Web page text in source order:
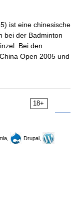
ist eine chinesische
bei der Badminton
Bei den
Open 2005 und
18+
Drupal,